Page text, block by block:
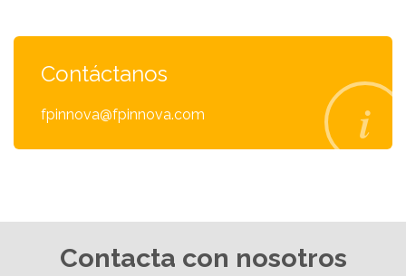
Contáctanos
fpinnova@fpinnova.com
Contacta con nosotros